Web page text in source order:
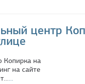
центр
Копирка на
на сайте
...